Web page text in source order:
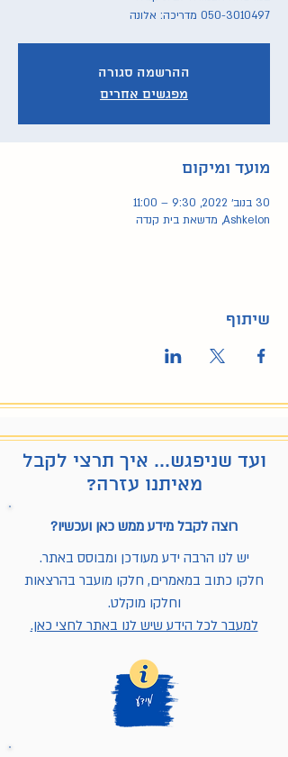
050-3010497 מדריכה: אלונה
ההרשמה סגורה
מפגשים אחרים
מועד ומיקום
30 בנוב׳ 2022, 9:30 – 11:00
Ashkelon, מדשאת בית קנדה
שיתוף
ועד שניפגש... איך תרצי לקבל
מאיתנו עזרה?
רוצה לקבל מידע ממש כאן ועכשיו?
יש לנו הרבה ידע מעודכן ומבוסס באתר.
חלקו כתוב במאמרים, חלקו מועבר בהרצאות
וחלקו מוקלט.
למעבר לכל הידע שיש לנו באתר לחצי כאן.